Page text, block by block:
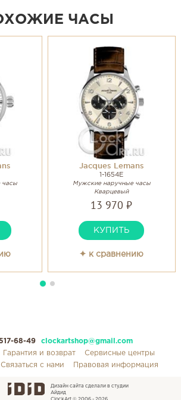
ЧАСЫ
часы
Jacques Lemans
1-1654E
Мужские наручные часы
Кварцевый
13 970 ₽
КУПИТЬ
✦ к сравнению
68-49
clockartshop@gmail.com
Гарантия и возврат
Сервисные центры
Связаться с нами Правовая информация
Дизайн сайта сделали в студии
Айдид
ClockArt © 2006 - 2026